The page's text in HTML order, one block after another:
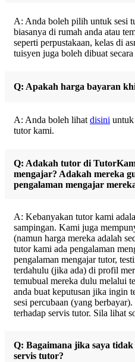
A: Anda boleh pilih untuk sesi
biasanya di rumah anda atau
seperti perpustakaan, kelas di
tuisyen juga boleh dibuat
Q: Apakah harga bayaran
A: Anda boleh lihat disini untuk
tutor kami.
Q: Adakah tutor di
mengajar? Adakah mereka
pengalaman mengajar
A: Kebanyakan tutor kami
sampingan. Kami juga
(namun harga mereka adalah
tutor kami ada pengalaman
pengalaman mengajar tutor,
terdahulu (jika ada) di profil
temubual mereka dulu melalui
anda buat keputusan jika ingin
sesi percubaan (yang
terhadap servis tutor. Sila lihat
Q: Bagaimana jika saya
servis tutor?